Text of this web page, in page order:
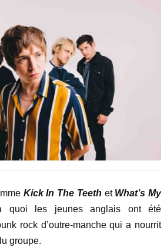
Kick In The Teeth et What’s My
les jeunes anglais ont été
rock d’outre-manche qui a nourrit
groupe.